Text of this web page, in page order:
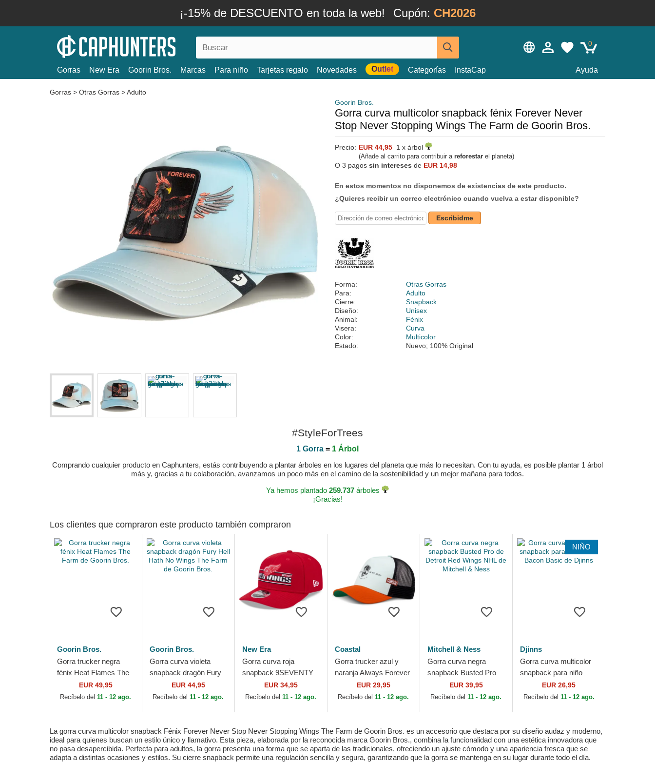
¡-15% de DESCUENTO en toda la web! Cupón: CH2026
0
Gorras New Era Goorin Bros. Marcas Para niño Tarjetas regalo Novedades Outlet Categorías InstaCap Ayuda
Gorras > Otras Gorras >Adulto
Goorin Bros.
Gorra curva multicolor snapback fénix Forever Never
Stop Never Stopping Wings The Farm de Goorin Bros.
Precio: EUR 44,95 1 x árbol
(Añade al carrito para contribuir a reforestar el planeta)
O 3 pagos sin intereses de EUR 14,98
En estos momentos no disponemos de existencias de este producto.
¿Quieres recibir un correo electrónico cuando vuelva a estar disponible?
Escribidme
Forma:
Otras Gorras
Para:
Adulto
Cierre:
Snapback
Diseño:
Unisex
Animal:
Fénix
Visera:
Curva
Color:
Multicolor
Estado:
Nuevo; 100% Original
#StyleForTrees
1 Gorra = 1 Árbol
Comprando cualquier producto en Caphunters, estás contribuyendo a plantar árboles en los lugares del planeta que más lo necesitan. Con tu ayuda, es posible plantar 1 árbol
más y, gracias a tu colaboración, avanzamos un poco más en el camino de la sostenibilidad y un mejor mañana para todos.
Ya hemos plantado 259.737 árboles
¡Gracias!
Los clientes que compraron este producto también compraron
Goorin Bros.
Gorra trucker negra
fénix Heat Flames The
Farm de Goorin Bros.
EUR 49,95
Recíbelo del11 - 12 ago.
Goorin Bros.
Gorra curva violeta
snapback dragón Fury
Hell Hath No Wings The
Farm de Goorin Bros.
EUR 44,95
Recíbelo del11 - 12 ago.
New Era
Gorra curva roja
snapback 9SEVENTY
Stretch Snap Stated de
Detroit Red Wings NHL
EUR 34,95
Recíbelo del11 - 12 ago.
Coastal
Gorra trucker azul y
naranja Always Forever
HFT de Coastal
EUR 29,95
Recíbelo del11 - 12 ago.
Mitchell & Ness
Gorra curva negra
snapback Busted Pro
de Detroit Red Wings
NHL de Mitchell & Ness
EUR 39,95
Recíbelo del11 - 12 ago.
NIÑO
Djinns
Gorra curva multicolor
snapback para niño
Food Bacon Basic de
Djinns
EUR 26,95
Recíbelo del 11 - 12 ago.
La gorra curva multicolor snapback Fénix Forever Never Stop Never Stopping Wings The Farm de Goorin Bros. es un accesorio que destaca por su diseño audaz y moderno,
ideal para quienes buscan un estilo único y llamativo. Esta pieza, elaborada por la reconocida marca Goorin Bros., combina la funcionalidad con una estética innovadora que
no pasa desapercibida. Perfecta para adultos, la gorra presenta una forma que se aparta de las tradicionales, ofreciendo un ajuste cómodo y una apariencia fresca que se
adapta a distintas ocasiones y estilos. Su cierre snapback permite una regulación sencilla y segura, garantizando que la gorra se mantenga en su lugar durante todo el día.